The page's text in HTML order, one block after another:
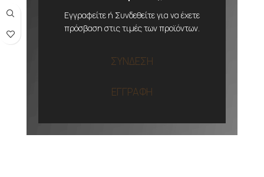
Εγγραφείτε ή Συνδεθείτε για να έχετε
πρόσβαση στις τιμές των προϊόντων.
ΣΥΝΔΕΣΗ
ΕΓΓΡΑΦΗ